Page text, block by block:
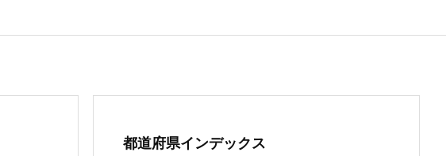
都道府県インデックス